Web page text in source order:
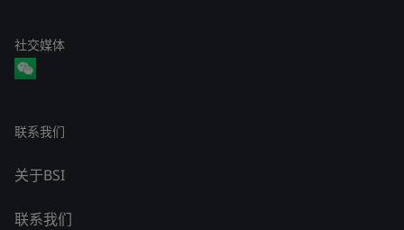
社交媒体
联系我们
关于BSI
联系我们